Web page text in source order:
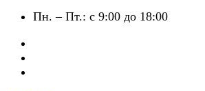
Пн. – Пт.: с 9:00 до 18:00